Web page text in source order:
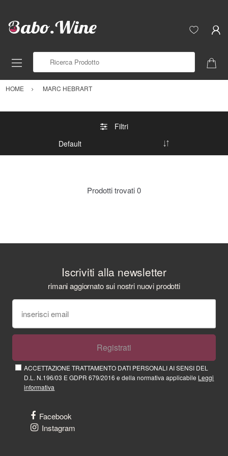
HOME MARC HEBRART
Filtri
Prodotti trovati0
Iscriviti alla newsletter
rimani aggiornato sui nostri nuovi prodotti
Registrati
ACCETTAZIONE TRATTAMENTO DATI PERSONALI AI SENSI DEL
D.L. N.196/03 E GDPR 679/2016 e della normativa applicabile Leggi
informativa
Facebook
Instagram